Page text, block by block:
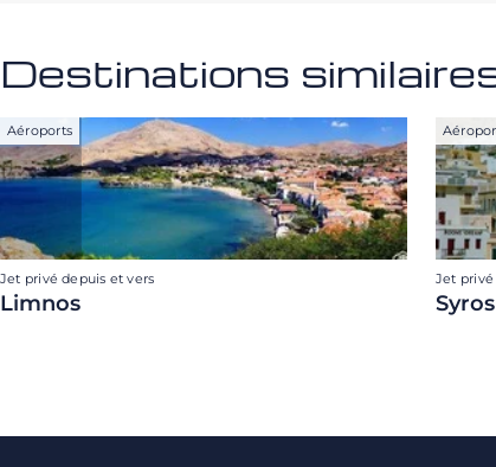
Destinations
Aéroports
Jet privé depuis et vers
Limnos
Jet privé
Syros